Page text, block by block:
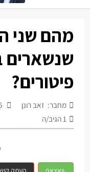
מהם שני
שנשארים
פיטורים?
מחבר: זאב רונן
1 הגיב/ה